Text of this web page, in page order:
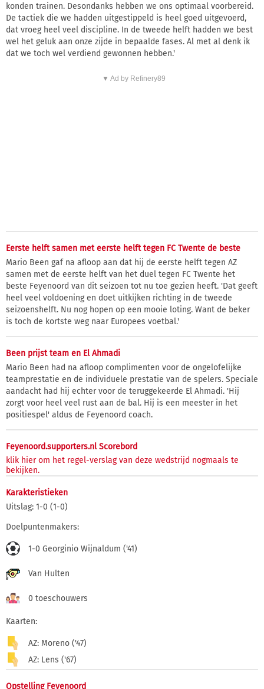
konden trainen. Desondanks hebben we ons optimaal voorbereid.
De tactiek die we hadden uitgestippeld is heel goed uitgevoerd,
dat vroeg heel veel discipline. In de tweede helft hadden we best
wel het geluk aan onze zijde in bepaalde fases. Al met al denk ik
dat we toch wel verdiend gewonnen hebben.'
▼ Ad by Refinery89
Eerste helft samen met eerste helft tegen FC Twente de beste
Mario Been gaf na afloop aan dat hij de eerste helft tegen AZ
samen met de eerste helft van het duel tegen FC Twente het
beste Feyenoord van dit seizoen tot nu toe gezien heeft. 'Dat geeft
heel veel voldoening en doet uitkijken richting in de tweede
seizoenshelft. Nu nog hopen op een mooie loting. Want de beker
is toch de kortste weg naar Europees voetbal.'
Been prijst team en El Ahmadi
Mario Been had na afloop complimenten voor de ongelofelijke
teamprestatie en de individuele prestatie van de spelers. Speciale
aandacht had hij echter voor de teruggekeerde El Ahmadi. 'Hij
zorgt voor heel veel rust aan de bal. Hij is een meester in het
positiespel' aldus de Feyenoord coach.
Feyenoord.supporters.nl Scorebord
klik hier om het regel-verslag van deze wedstrijd nogmaals te
bekijken.
Karakteristieken
Uitslag: 1-0 (1-0)
Doelpuntenmakers:
1-0 Georginio Wijnaldum ('41)
Van Hulten
0 toeschouwers
Kaarten:
AZ: Moreno ('47)
AZ: Lens ('67)
Opstelling Feyenoord